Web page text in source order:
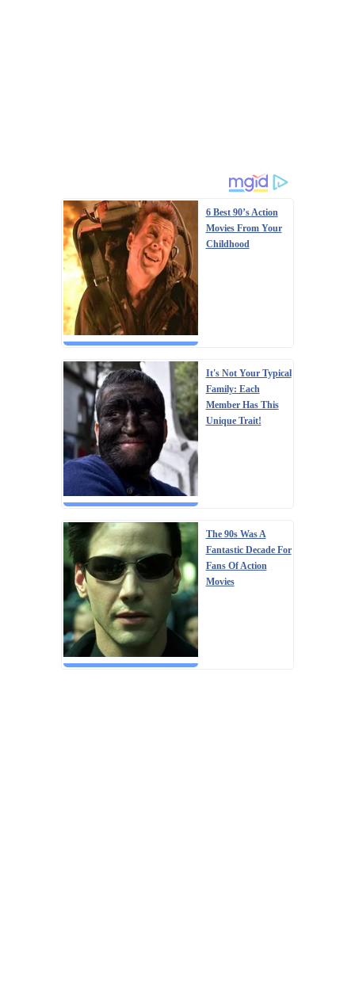
6 Best 90’s Action
Movies From Your
Childhood
It's Not Your Typical
Family: Each
Member Has This
Unique Trait!
The 90s Was A
Fantastic Decade For
Fans Of Action
Movies